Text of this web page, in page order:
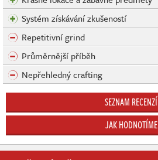
Systém získávání zkušeností
Repetitivní grind
Průměrnější příběh
Nepřehledný crafting
SEZNAM RECENZÍ
JAK HODNOTÍME